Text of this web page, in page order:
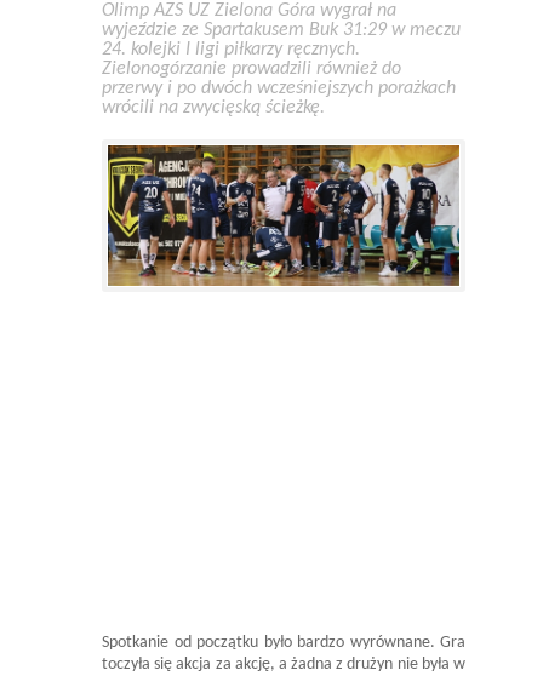
Olimp AZS UZ Zielona Góra wygrał na
wyjeździe ze Spartakusem Buk 31:29 w meczu
24. kolejki I ligi piłkarzy ręcznych.
Zielonogórzanie prowadzili również do
przerwy i po dwóch wcześniejszych porażkach
wrócili na zwycięską ścieżkę.
Spotkanie od początku było bardzo wyrównane. Gra
toczyła się akcja za akcję, a żadna z drużyn nie była w